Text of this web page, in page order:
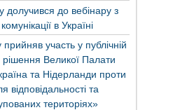
долучився до вебінару з
в Україні
прийняв участь у публічній
рішення Великої Палати
та Нідерланди проти
відповідальності та
територіях»